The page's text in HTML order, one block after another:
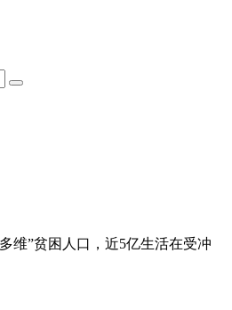
维”贫困人口，近5亿生活在受冲